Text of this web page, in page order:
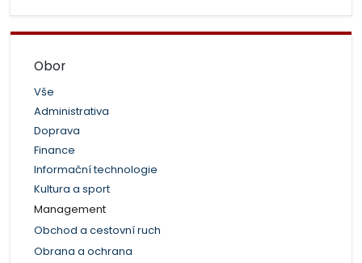
Obor
Vše
Administrativa
Doprava
Finance
Informační technologie
Kultura a sport
Management
Obchod a cestovní ruch
Obrana a ochrana